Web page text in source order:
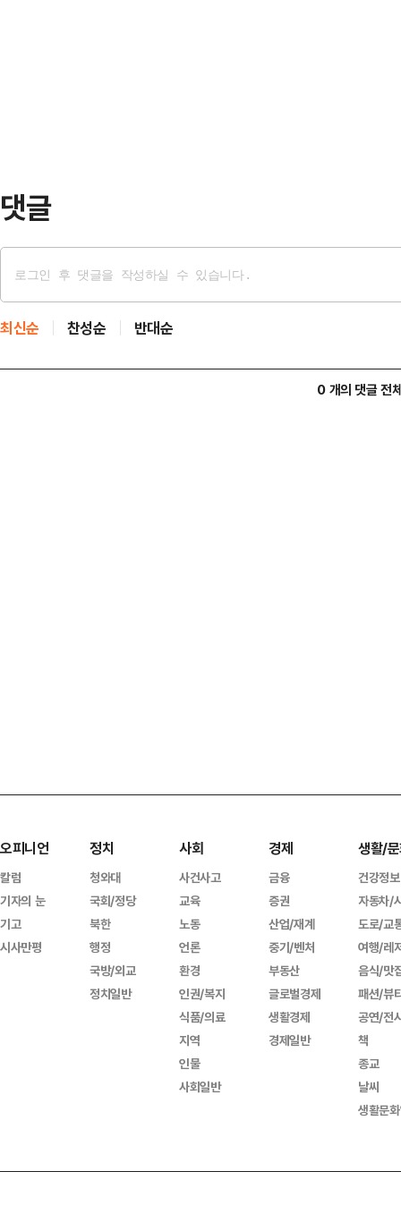
댓글
최신순 찬성순 반대순
0 개의 댓글 전
오피니언
칼럼
기자의 눈
기고
시사만평
정치
청와대
국회/정당
북한
행정
국방/외교
정치일반
사회
사건사고
교육
노동
언론
환경
인권/복지
식품/의료
지역
인물
사회일반
경제
금융
증권
산업/재계
중기/벤처
부동산
글로벌경제
생활경제
경제일반
생활/
건강정보
자동차/
도로/교
여행/레
음식/맛
패션/뷰
공연/전
책
종교
날씨
생활문